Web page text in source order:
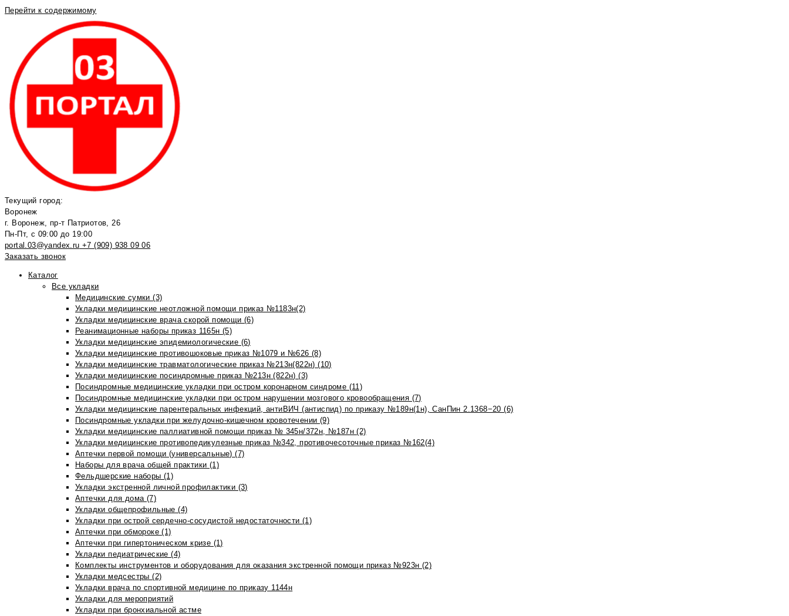
Перейти к содержимому
Текущий город:
Воронеж
г. Воронеж, пр-т Патриотов, 26
Пн-Пт, с 09:00 до 19:00
portal.03@yandex.ru +7 (909) 938 09 06
Заказать звонок
Каталог
Все укладки
Медицинские сумки (3)
Укладки медицинские неотложной помощи приказ №1183н(2)
Укладки медицинские врача скорой помощи (6)
Реанимационные наборы приказ 1165н (5)
Укладки медицинские эпидемиологические (6)
Укладки медицинские противошоковые приказ №1079 и №626 (8)
Укладки медицинские травматологические приказ №213н(822н) (10)
Укладки медицинские посиндромные приказ №213н (822н) (3)
Посиндромные медицинские укладки при остром коронарном синдроме (11)
Посиндромные медицинские укладки при остром нарушении мозгового кровообращения (7)
Укладки медицинские парентеральных инфекций, антиВИЧ (антиспид) по приказу №189н(1н), СанПин 2.1368−20 (6)
Посиндромные укладки при желудочно-кишечном кровотечении (9)
Укладки медицинские паллиативной помощи приказ № 345н/372н, №187н (2)
Укладки медицинские противопедикулезные приказ №342, противочесоточные приказ №162(4)
Аптечки первой помощи (универсальные) (7)
Наборы для врача общей практики (1)
Фельдшерские наборы (1)
Укладки экстренной личной профилактики (3)
Аптечки для дома (7)
Укладки общепрофильные (4)
Укладки при острой сердечно-сосудистой недостаточности (1)
Аптечки при обмороке (1)
Аптечки при гипертоническом кризе (1)
Укладки педиатрические (4)
Комплекты инструментов и оборудования для оказания экстренной помощи приказ №923н (2)
Укладки медсестры (2)
Укладки врача по спортивной медицине по приказу 1144н
Укладки для мероприятий
Укладки при бронхиальной астме